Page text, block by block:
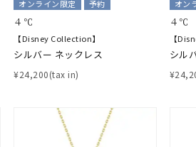
オンライン限定 予約
４℃
【Disney Collection】
シルバー ネックレス
¥24,200(tax in)
オン
４℃
【
シル